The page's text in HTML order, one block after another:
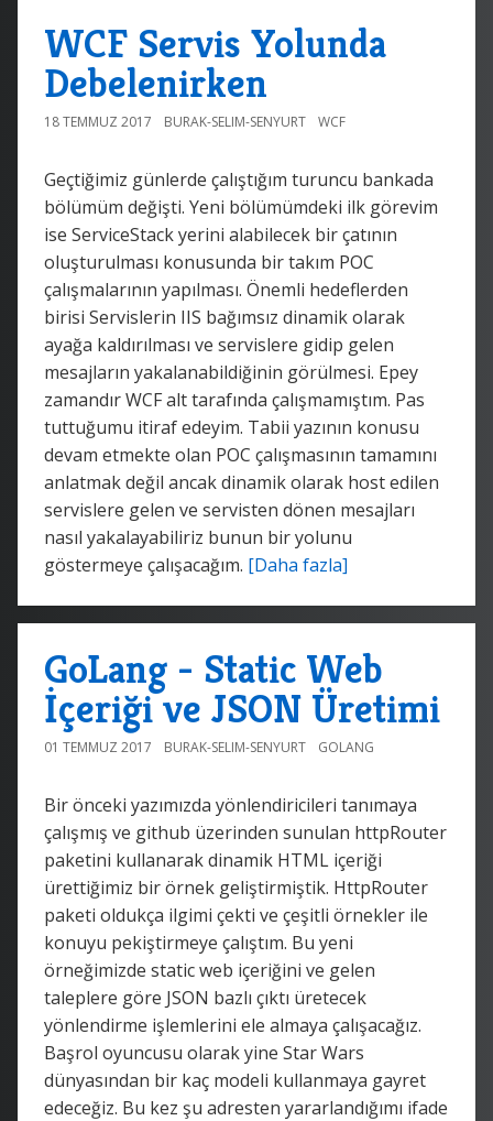
WCF Servis Yolunda
Debelenirken
18 TEMMUZ 2017 BURAK-SELIM-SENYURT WCF
Geçtiğimiz günlerde çalıştığım turuncu bankada
bölümüm değişti. Yeni bölümümdeki ilk görevim
ise ServiceStack yerini alabilecek bir çatının
oluşturulması konusunda bir takım POC
çalışmalarının yapılması. Önemli hedeflerden
birisi Servislerin IIS bağımsız dinamik olarak
ayağa kaldırılması ve servislere gidip gelen
mesajların yakalanabildiğinin görülmesi. Epey
zamandır WCF alt tarafında çalışmamıştım. Pas
tuttuğumu itiraf edeyim. Tabii yazının konusu
devam etmekte olan POC çalışmasının tamamını
anlatmak değil ancak dinamik olarak host edilen
servislere gelen ve servisten dönen mesajları
nasıl yakalayabiliriz bunun bir yolunu
göstermeye çalışacağım. [Daha fazla]
GoLang - Static Web
İçeriği ve JSON Üretimi
01 TEMMUZ 2017 BURAK-SELIM-SENYURT GOLANG
Bir önceki yazımızda yönlendiricileri tanımaya
çalışmış ve github üzerinden sunulan httpRouter
paketini kullanarak dinamik HTML içeriği
ürettiğimiz bir örnek geliştirmiştik. HttpRouter
paketi oldukça ilgimi çekti ve çeşitli örnekler ile
konuyu pekiştirmeye çalıştım. Bu yeni
örneğimizde static web içeriğini ve gelen
taleplere göre JSON bazlı çıktı üretecek
yönlendirme işlemlerini ele almaya çalışacağız.
Başrol oyuncusu olarak yine Star Wars
dünyasından bir kaç modeli kullanmaya gayret
edeceğiz. Bu kez şu adresten yararlandığımı ifade